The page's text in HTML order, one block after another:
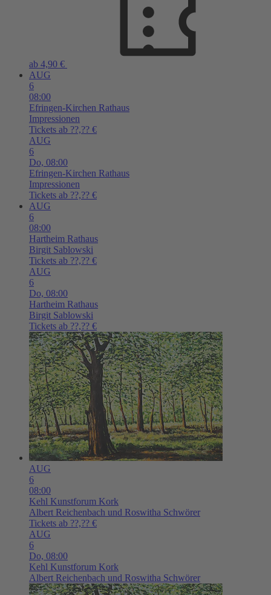
ab 4,90 €
AUG
6
08:00
Efringen-Kirchen Rathaus
Impressionen
Tickets ab ??,?? €
AUG
6
Do, 08:00
Efringen-Kirchen Rathaus
Impressionen
Tickets ab ??,?? €
AUG
6
08:00
Hartheim Rathaus
Birgit Sablowski
Tickets ab ??,?? €
AUG
6
Do, 08:00
Hartheim Rathaus
Birgit Sablowski
Tickets ab ??,?? €
AUG
6
08:00
Kehl Kunstforum Kork
Albert Reichenbach und Roswitha Schwörer
Tickets ab ??,?? €
AUG
6
Do, 08:00
Kehl Kunstforum Kork
Albert Reichenbach und Roswitha Schwörer